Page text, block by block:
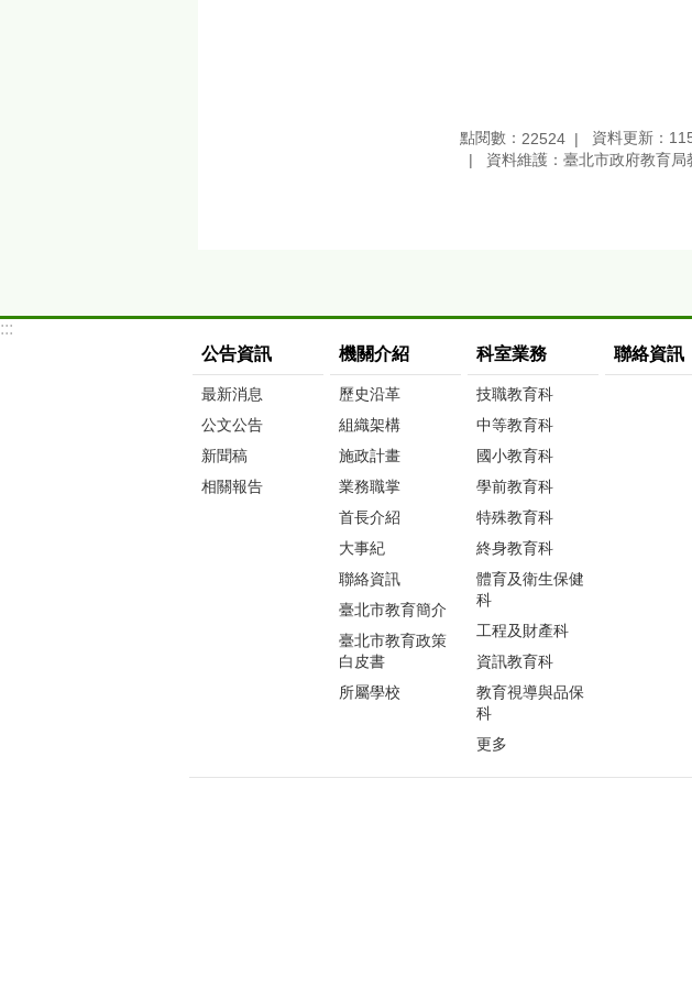
點閱數： 22524 資料更新：
資料維護：臺北市政府教育
:::
公告資訊
最新消息
公文公告
新聞稿
相關報告
機關介紹
歷史沿革
組織架構
施政計畫
業務職掌
首長介紹
大事紀
聯絡資訊
臺北市教育簡介
臺北市教育政策
白皮書
所屬學校
科室業務
技職教育科
中等教育科
國小教育科
學前教育科
特殊教育科
終身教育科
體育及衛生保健
科
工程及財產科
資訊教育科
教育視導與品保
科
更多
聯絡資訊